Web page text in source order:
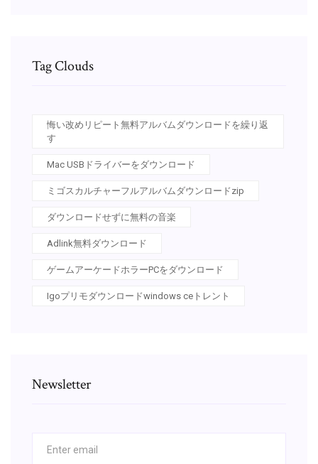
Tag Clouds
悔い改めリピート無料アルバムダウンロードを繰り返
す
Mac USBドライバーをダウンロード
ミゴスカルチャーフルアルバムダウンロードzip
ダウンロードせずに無料の音楽
Adlink無料ダウンロード
ゲームアーケードホラーPCをダウンロード
Igoプリモダウンロードwindows ceトレント
Newsletter